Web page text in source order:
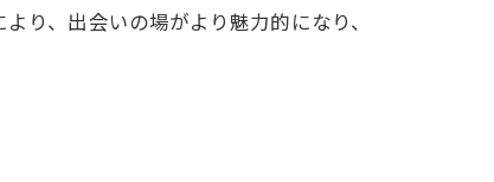
り、出会いの場がより魅力的になり、